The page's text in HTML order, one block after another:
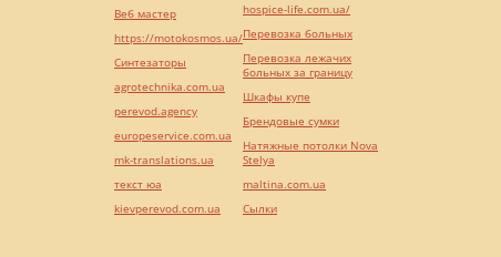
Веб мастер
https://motokosmos.ua/
Синтезаторы
agrotechnika.com.ua
perevod.agency
europeservice.com.ua
mk-translations.ua
текст юа
kievperevod.com.ua
hospice-life.com.ua/
Перевозка больных
Перевозка лежачих
больных за границу
Шкафы купе
Брендовые сумки
Натяжные потолки Nova
Stelya
maltina.com.ua
Cылки